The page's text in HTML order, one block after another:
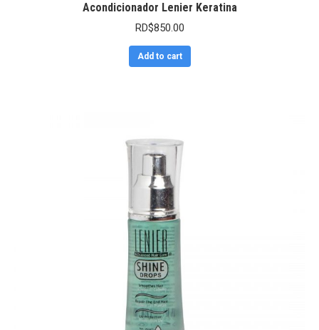
Acondicionador Lenier Keratina
RD$850.00
Add to cart